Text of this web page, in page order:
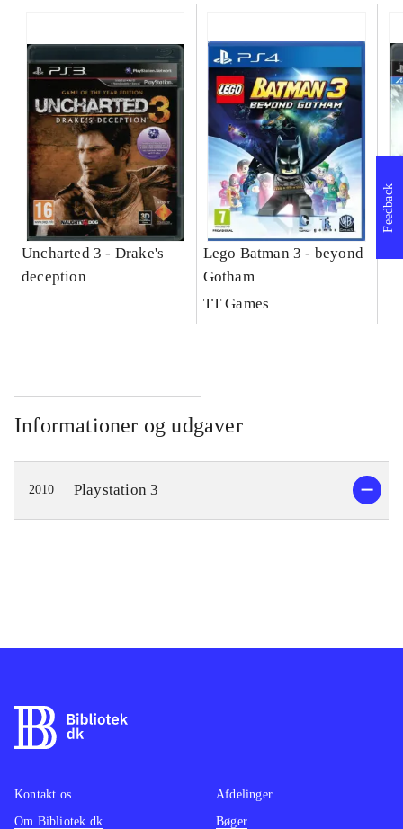
Uncharted 3 - Drake's
deception
Lego Batman 3 - beyond
Gotham
TT Games
Informationer og udgaver
2010 Playstation 3
Feedback
Kontakt os
Om Bibliotek.dk
Afdelinger
Bøger